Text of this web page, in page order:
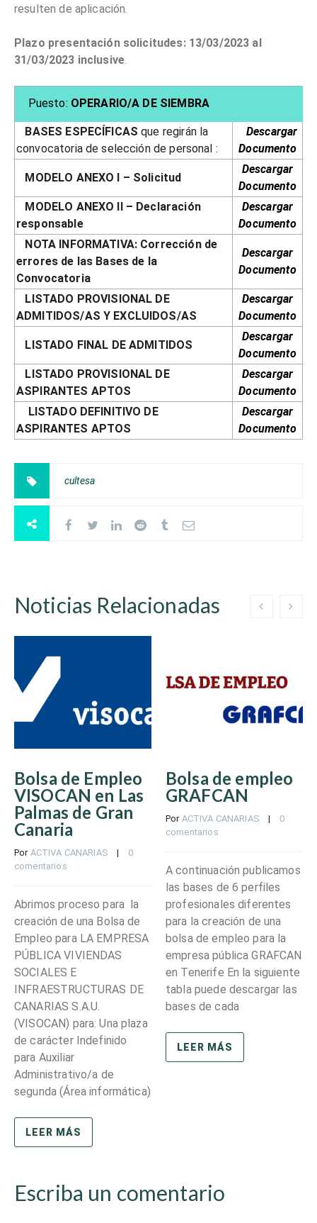
resulten de aplicación.
Plazo presentación solicitudes: 13/03/2023 al
31/03/2023 inclusive.
Puesto: OPERARIO/A DE SIEMBRA
BASES ESPECÍFICAS que regirán la
convocatoria de selección de personal :
Descargar
Documento
MODELO ANEXO I – Solicitud
Descargar
Documento
MODELO ANEXO II – Declaración
responsable
Descargar
Documento
NOTA INFORMATIVA: Corrección de
errores de las Bases de la
Convocatoria
Descargar
Documento
LISTADO PROVISIONAL DE
ADMITIDOS/AS Y EXCLUIDOS/AS
Descargar
Documento
LISTADO FINAL DE ADMITIDOS
Descargar
Documento
LISTADO PROVISIONAL DE
ASPIRANTES APTOS
Descargar
Documento
LISTADO DEFINITIVO DE
ASPIRANTES APTOS
Descargar
Documento
cultesa
Noticias Relacionadas
Bolsa de Empleo
VISOCAN en Las
Palmas de Gran
Canaria
Por ACTIVA CANARIAS
    |
0
comentarios
Abrimos proceso para la
creación de una Bolsa de
Empleo para LA EMPRESA
PÚBLICA VIVIENDAS
SOCIALES E
INFRAESTRUCTURAS DE
CANARIAS S.A.U.
(VISOCAN) para: Una plaza
de carácter Indefinido
para Auxiliar
Administrativo/a de
segunda (Área informática)
LEER MÁS
Bolsa de empleo
GRAFCAN
Por ACTIVA CANARIAS
    |
0
comentarios
A continuación publicamos
las bases de 6 perfiles
profesionales diferentes
para la creación de una
bolsa de empleo para la
empresa pública GRAFCAN
en Tenerife En la siguiente
tabla puede descargar las
bases de cada
LEER MÁS
Escriba un comentario